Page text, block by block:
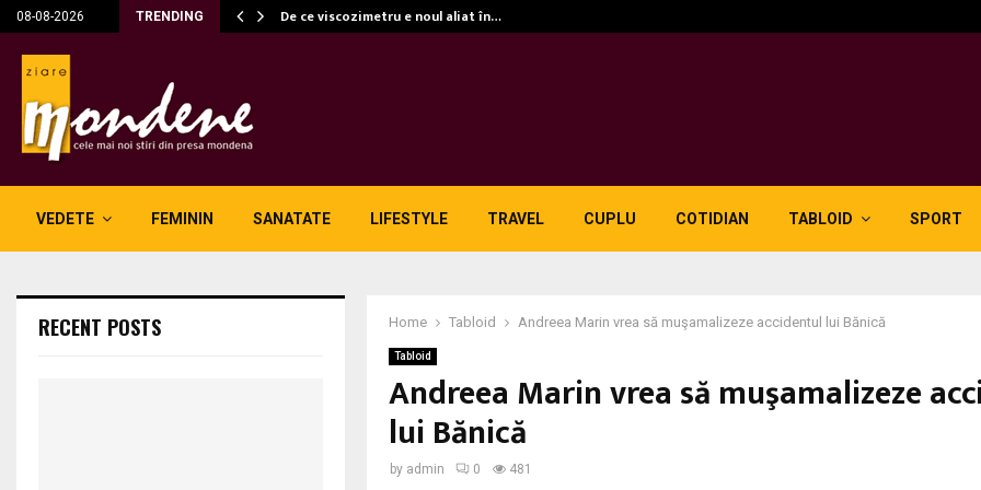
08-08-2026 TRENDING De ce viscozimetru e noul aliat în…
VEDETE FEMININ SANATATE LIFESTYLE TRAVEL CUPLU COTIDIAN TABLOID SPORT
Home Tabloid Andreea Marin vrea să muşamalizeze accidentul lui Bănică
Tabloid
Andreea Marin vrea să muşamalizeze
lui Bănică
by admin 0 481
RECENT POSTS